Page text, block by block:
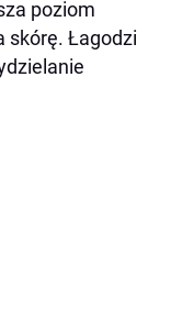
poziom
skórę. Łagodzi